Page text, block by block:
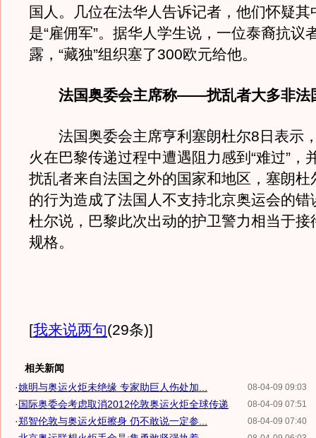
国人。几位在法华人告诉记者，他们怀疑其
是“雇佣军”。据华人学生说，一位泰裔抗议
露，“藏独”组织塞了300欧元给他。
法国奥委会主席称——扰乱者大多非法
法国奥委会主席亨利塞朗杜尔8日表示
火在巴黎传递过程中遭遇阻力感到“难过”，
扰乱者来自法国之外的国家和地区，塞朗杜
的行为造成了法国人不支持北京奥运会的错
杜尔说，巴黎此次出动的护卫警力相当于接
规格。
[我来说两句(29条)]
相关新闻
08-04-09 09:03
·姚明与奥运火炬未绝缘 专家助巨人伤处加...
08-04-09 07:51
·国际奥委会考虑取消2012伦敦奥运火炬全球传递
08-04-09 07:40
·郑智伦敦与奥运火炬擦身 仍不敢说一定参...